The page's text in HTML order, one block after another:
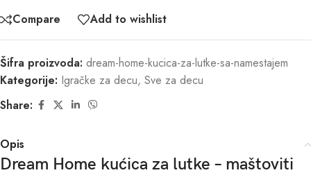
Compare
Add to wishlist
Šifra proizvoda: dream-home-kucica-za-lutke-sa-namestajem
Kategorije: Igračke za decu, Sve za decu
Share:
Opis
Dream Home kućica za lutke – maštoviti